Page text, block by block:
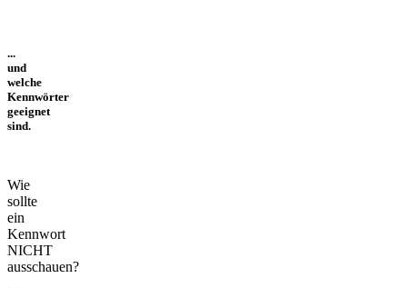
...
und
welche
Kennwörter
geeignet
sind.
Wie
sollte
ein
Kennwort
NICHT
ausschauen?